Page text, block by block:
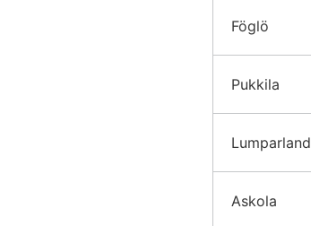
Föglö
Pukkila
Lumparland
Askola